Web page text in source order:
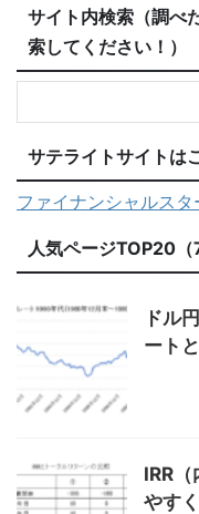
サイト内検索（調べ
索してください！）
サテライトサイトは
ファイナンシャルス
人気ページTOP20（
ドル
ート
IRR
やす